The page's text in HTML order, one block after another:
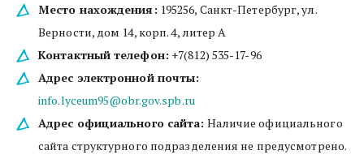
Место нахождения: 195256, Санкт-Петербург, ул.
Верности, дом 14, корп. 4, литер А
Контактный телефон: +7(812) 535-17-96
Адрес электронной почты:
info.lyceum95@obr.gov.spb.ru
Адрес официального сайта: Наличие официального